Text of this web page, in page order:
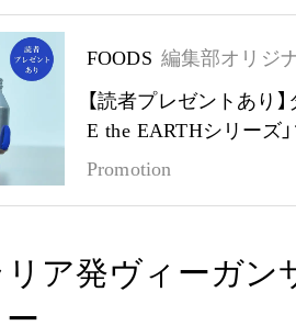
FOODS 編集部オリジ
【読者プレゼントあり
E the EARTHシリーズ
Promotion
ア発ヴィーガン